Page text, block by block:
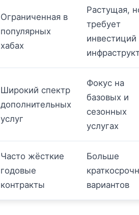
Ограниченная в
популярных
хабах
Растущая,
требует
инвестиций
Широкий спектр
дополнительных
услуг
Фокус на
базовых и
сезонных
услугах
Часто жёсткие
годовые
контракты
Больше
вариантов